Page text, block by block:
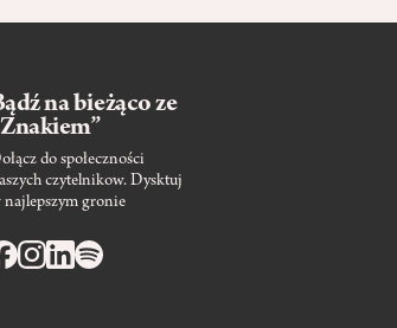
na bieżąco ze
do społeczności
czytelnikow. Dysktuj
najlepszym gronie